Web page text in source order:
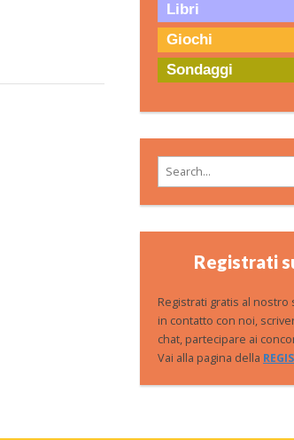
Libri
Giochi
Sondaggi
Search for:
Registrati
Registrati gratis al
in contatto con noi,
chat, partecipare ai
Vai alla pagina della